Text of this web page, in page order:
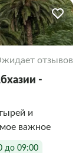
отзывов
-
и
важное
до 09:00